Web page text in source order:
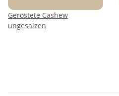
Geröstete Cashew
ungesalzen